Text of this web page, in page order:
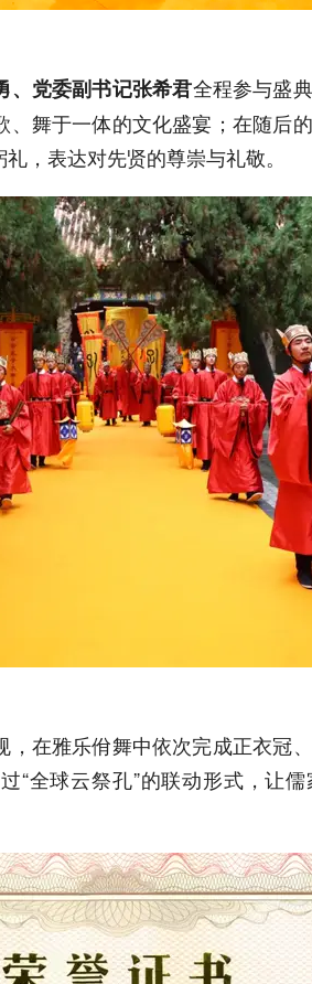
、党委副书记张希君全程参与盛
舞于一体的文化盛宴；在随后
，表达对先贤的尊崇与礼敬。
在雅乐佾舞中依次完成正衣冠
“全球云祭孔”的联动形式，让